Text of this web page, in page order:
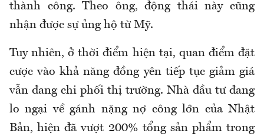
thành công. Theo ông, động thái này cũng
nhận được sự ủng hộ từ Mỹ.
Tuy nhiên, ở thời điểm hiện tại, quan điểm đặt
cược vào khả năng đồng yên tiếp tục giảm giá
vẫn đang chi phối thị trường. Nhà đầu tư đang
lo ngại về gánh nặng nợ công lớn của Nhật
Bản, hiện đã vượt 200% tổng sản phẩm trong